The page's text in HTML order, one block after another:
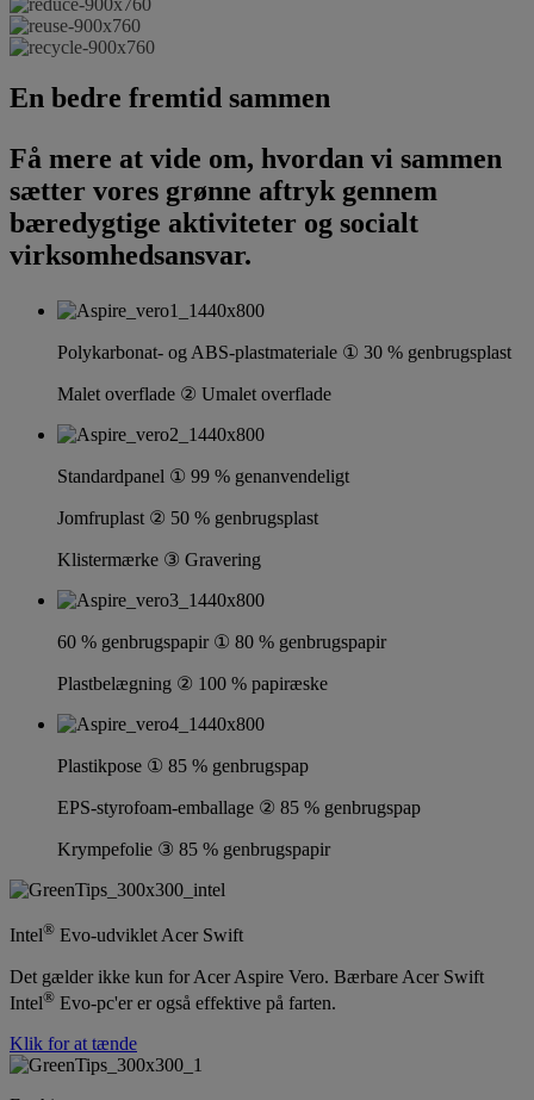
En bedre fremtid sammen
Få mere at vide om, hvordan vi sammen
sætter vores grønne aftryk gennem
bæredygtige aktiviteter og socialt
virksomhedsansvar.
Polykarbonat- og ABS-plastmateriale ① 30 % genbrugsplast
Malet overflade ② Umalet overflade
Standardpanel ① 99 % genanvendeligt
Jomfruplast ② 50 % genbrugsplast
Klistermærke ③ Gravering
60 % genbrugspapir ① 80 % genbrugspapir
Plastbelægning ② 100 % papiræske
Plastikpose ① 85 % genbrugspap
EPS-styrofoam-emballage ② 85 % genbrugspap
Krympefolie ③ 85 % genbrugspapir
Intel® Evo-udviklet Acer Swift
Det gælder ikke kun for Acer Aspire Vero. Bærbare Acer Swift
Intel® Evo-pc'er er også effektive på farten.
Klik for at tænde